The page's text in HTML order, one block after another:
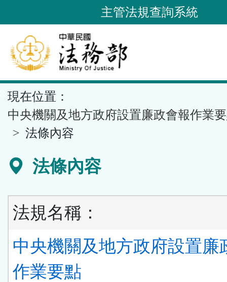
到
要
內
容
區
塊
主管法規查詢系統
現在位置：
中央機關及地方政府設置廉政會報作業
法條內容
法條內容
法規名稱：
中央機關及地方政府設置廉
作業要點